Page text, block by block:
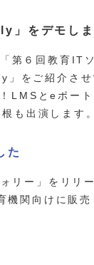
」をデモしま
第６回教育IT
をご紹介さ
LMSとeポート
も出演します。
た
ー」をリリ
機関向けに販